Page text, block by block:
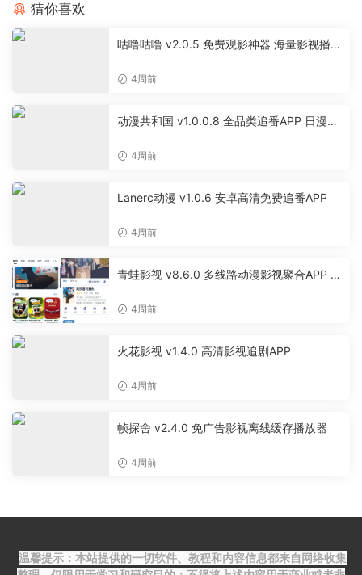
猜你喜欢
咕噜咕噜 v2.0.5 免费观影神器 海量影视播放
4周前
动漫共和国 v1.0.0.8 全品类追番APP 日漫国
4周前
Lanerc动漫 v1.0.6 安卓高清免费追番APP
4周前
青蛙影视 v8.6.0 多线路动漫影视聚合APP 免
4周前
火花影视 v1.4.0 高清影视追剧APP
4周前
帧探舍 v2.4.0 免广告影视离线缓存播放器
4周前
温馨提示：本站提供的一切软件、教程和内容信息都来自网络收集